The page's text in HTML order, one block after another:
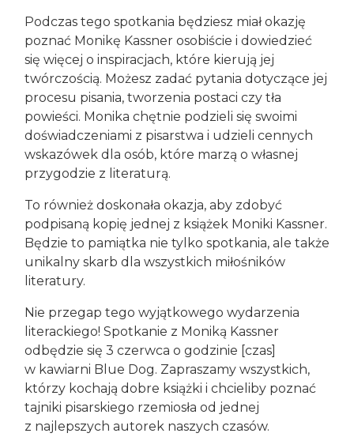
Podczas tego spotkania będziesz miał okazję
poznać Monikę Kassner osobiście i dowiedzieć
się więcej o inspiracjach, które kierują jej
twórczością. Możesz zadać pytania dotyczące jej
procesu pisania, tworzenia postaci czy tła
powieści. Monika chętnie podzieli się swoimi
doświadczeniami z pisarstwa i udzieli cennych
wskazówek dla osób, które marzą o własnej
przygodzie z literaturą.
To również doskonała okazja, aby zdobyć
podpisaną kopię jednej z książek Moniki Kassner.
Będzie to pamiątka nie tylko spotkania, ale także
unikalny skarb dla wszystkich miłośników
literatury.
Nie przegap tego wyjątkowego wydarzenia
literackiego! Spotkanie z Moniką Kassner
odbędzie się 3 czerwca o godzinie [czas]
w kawiarni Blue Dog. Zapraszamy wszystkich,
którzy kochają dobre książki i chcieliby poznać
tajniki pisarskiego rzemiosła od jednej
z najlepszych autorek naszych czasów.